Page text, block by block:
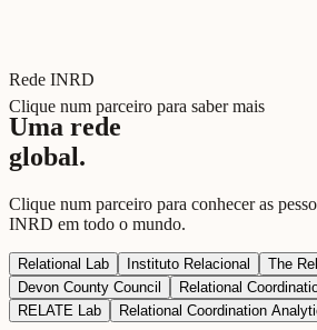
Clique num parceiro para saber mais
Rede INRD
Uma rede
global.
Clique num parceiro para conhecer as
INRD em todo o mundo.
Relational Lab Instituto Relacional
The
Devon County Council
Relational
RELATE Lab
Relational Coordination